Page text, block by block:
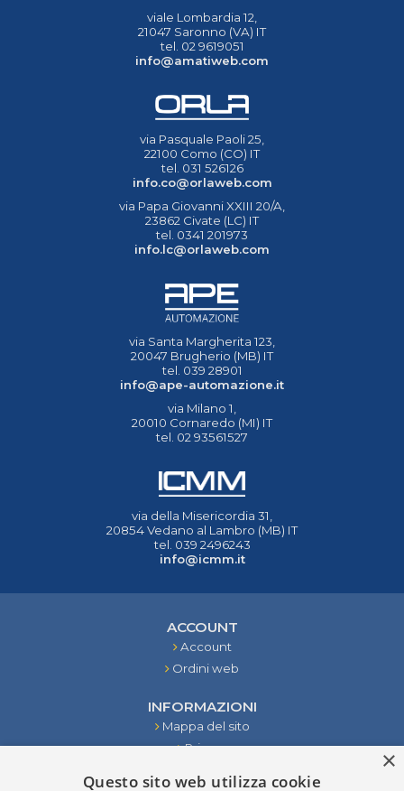
viale Lombardia 12,
21047 Saronno (VA) IT
tel. 02 9619051
info@amatiweb.com
via Pasquale Paoli 25,
22100 Como (CO) IT
tel. 031 526126
info.co@orlaweb.com
via Papa Giovanni XXIII 20/A,
23862 Civate (LC) IT
tel. 0341 201973
info.lc@orlaweb.com
via Santa Margherita 123,
20047 Brugherio (MB) IT
tel. 039 28901
info@ape-automazione.it
via Milano 1,
20010 Cornaredo (MI) IT
tel. 02 93561527
via della Misericordia 31,
20854 Vedano al Lambro (MB) IT
tel. 039 2496243
info@icmm.it
ACCOUNT
Account
Ordini web
INFORMAZIONI
Mappa del sito
Privacy
×
Questo sito web utilizza cookie